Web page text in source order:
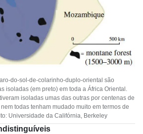
do-sol-de-colarinho-duplo-oriental são
isoladas (em preto) em toda a África Oriental.
isoladas umas das outras por centenas de
todas tenham mudado muito em termos de
Universidade da Califórnia, Berkeley